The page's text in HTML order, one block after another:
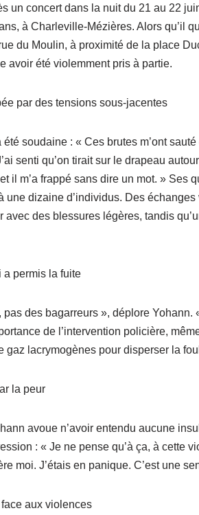
un concert dans la nuit du 21 au 22
à Charleville-Mézières. Alors qu’il
du Moulin, à proximité de la place
avoir été violemment pris à partie.
par des tensions sous-jacentes
soudaine : « Ces brutes m’ont
senti qu’on tirait sur le drapeau
il m’a frappé sans dire un mot. » Ses
une dizaine d’individus. Des
avec des blessures légères, tandis
permis la fuite
des bagarreurs », déplore
de l’intervention policière,
gaz lacrymogènes pour disperser la
la peur
avoue n’avoir entendu aucune
: « Je ne pense qu’à ça, à cette
moi. J’étais en panique. C’est une
aux violences